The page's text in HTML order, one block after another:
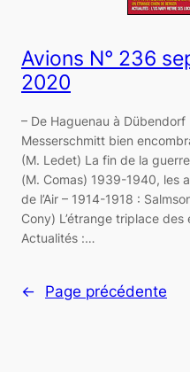
Avions N° 236
2020
– De Haguenau à
Messerschmitt bien
(M. Ledet) La fin de la
(M. Comas) 1939-1940, les
de l’Air – 1914-1918 :
Cony) L’étrange triplace des
Actualités :…
← Page précédente